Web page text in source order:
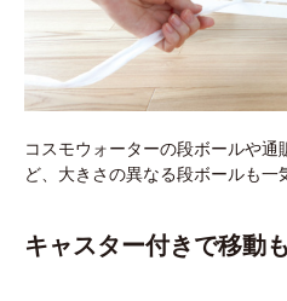
コスモウォーターの段ボールや
ど、大きさの異なる段ボールも一
キャスター付きで移動